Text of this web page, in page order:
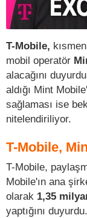
T-Mobile, kısmen
mobil operatör
alacağını
aldığı Mint
sağlaması ise
nitelendiriliyor.
T-Mobile,
T-Mobile,
Mobile'ın ana
olarak 1,35
yaptığını